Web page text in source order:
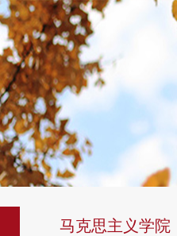
马克思主义学院